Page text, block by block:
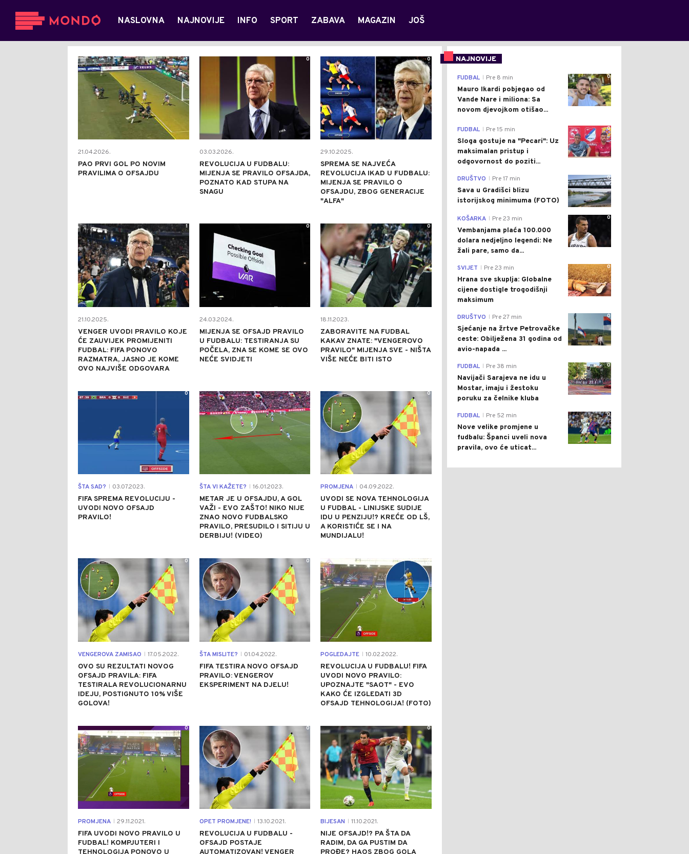
NASLOVNA NAJNOVIJE INFO SPORT ZABAVA MAGAZIN JOŠ
21.04.2026.
PAO PRVI GOL PO NOVIM
PRAVILIMA O OFSAJDU
1
03.03.2026.
REVOLUCIJA U FUDBALU:
MIJENJA SE PRAVILO OFSAJDA,
POZNATO KAD STUPA NA
SNAGU
0
29.10.2025.
SPREMA SE NAJVEĆA
REVOLUCIJA IKAD U FUDBALU:
MIJENJA SE PRAVILO O
OFSAJDU, ZBOG GENERACIJE
"ALFA"
0
21.10.2025.
VENGER UVODI PRAVILO KOJE
ĆE ZAUVIJEK PROMIJENITI
FUDBAL: FIFA PONOVO
RAZMATRA, JASNO JE KOME
OVO NAJVIŠE ODGOVARA
1
24.03.2024.
MIJENJA SE OFSAJD PRAVILO
U FUDBALU: TESTIRANJA SU
POČELA, ZNA SE KOME SE OVO
NEĆE SVIDJETI
0
18.11.2023.
ZABORAVITE NA FUDBAL
KAKAV ZNATE: "VENGEROVO
PRAVILO" MIJENJA SVE - NIŠTA
VIŠE NEĆE BITI ISTO
0
ŠTA SAD? 03.07.2023.
FIFA SPREMA REVOLUCIJU -
UVODI NOVO OFSAJD
PRAVILO!
0
ŠTA VI KAŽETE? 16.01.2023.
METAR JE U OFSAJDU, A GOL
VAŽI - EVO ZAŠTO! NIKO NIJE
ZNAO NOVO FUDBALSKO
PRAVILO, PRESUDILO I SITIJU U
DERBIJU! (VIDEO)
0
PROMJENA 04.09.2022.
UVODI SE NOVA TEHNOLOGIJA
U FUDBAL - LINIJSKE SUDIJE
IDU U PENZIJU!? KREĆE OD LŠ,
A KORISTIĆE SE I NA
MUNDIJALU!
0
VENGEROVA ZAMISAO 17.05.2022.
OVO SU REZULTATI NOVOG
OFSAJD PRAVILA: FIFA
TESTIRALA REVOLUCIONARNU
IDEJU, POSTIGNUTO 10% VIŠE
GOLOVA!
0
ŠTA MISLITE? 01.04.2022.
FIFA TESTIRA NOVO OFSAJD
PRAVILO: VENGEROV
EKSPERIMENT NA DJELU!
0
POGLEDAJTE 10.02.2022.
REVOLUCIJA U FUDBALU! FIFA
UVODI NOVO PRAVILO:
UPOZNAJTE "SAOT" - EVO
KAKO ĆE IZGLEDATI 3D
OFSAJD TEHNOLOGIJA! (FOTO)
0
PROMJENA 29.11.2021.
FIFA UVODI NOVO PRAVILO U
FUDBAL! KOMPJUTERI I
0
OPET PROMJENE! 13.10.2021.
REVOLUCIJA U FUDBALU -
OFSAJD POSTAJE
0
BIJESAN 11.10.2021.
NIJE OFSAJD!? PA ŠTA DA
RADIM, DA GA PUSTIM DA
0
NAJNOVIJE
0
FUDBAL Pre 8 min
Mauro Ikardi pobjegao od
Vande Nare i miliona: Sa
novom djevojkom otišao...
0
FUDBAL Pre 15 min
Sloga gostuje na "Pecari": Uz
maksimalan pristup i
odgovornost do poziti...
0
DRUŠTVO Pre 17 min
Sava u Gradišci blizu
istorijskog minimuma (FOTO)
0
KOŠARKA Pre 23 min
Vembanjama plaća 100.000
dolara nedjeljno legendi: Ne
žali pare, samo da...
0
SVIJET Pre 23 min
Hrana sve skuplja: Globalne
cijene dostigle trogodišnji
maksimum
0
DRUŠTVO Pre 27 min
Sjećanje na žrtve Petrovačke
ceste: Obilježena 31 godina od
avio-napada ...
0
FUDBAL Pre 38 min
Navijači Sarajeva ne idu u
Mostar, imaju i žestoku
poruku za čelnike kluba
0
FUDBAL Pre 52 min
Nove velike promjene u
fudbalu: Španci uveli nova
pravila, ovo će uticat...